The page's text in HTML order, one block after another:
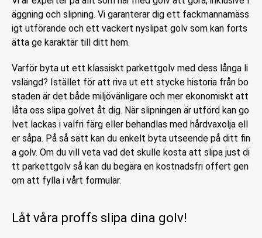
äggning och slipning. Vi garanterar dig ett fackmannamäss
igt utförande och ett vackert nyslipat golv som kan forts
ätta ge karaktär till ditt hem.
Varför byta ut ett klassiskt parkettgolv med dess långa li
vslängd? Istället för att riva ut ett stycke historia från bo
staden är det både miljövänligare och mer ekonomiskt att
låta oss slipa golvet åt dig. När slipningen är utförd kan go
lvet lackas i valfri färg eller behandlas med hårdvaxolja ell
er såpa. På så sätt kan du enkelt byta utseende på ditt fin
a golv. Om du vill veta vad det skulle kosta att slipa just di
tt parkettgolv så kan du begära en kostnadsfri offert gen
om att fylla i vårt formulär.
Låt våra proffs slipa dina golv!